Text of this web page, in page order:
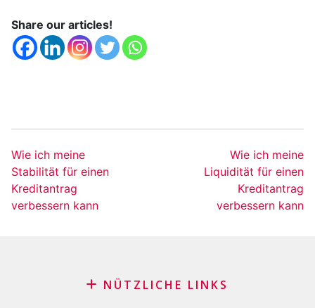
Share our articles!
Wie ich meine
Stabilität für einen
Kreditantrag
verbessern kann
Wie ich meine
Liquidität für einen
Kreditantrag
verbessern kann
NÜTZLICHE LINKS